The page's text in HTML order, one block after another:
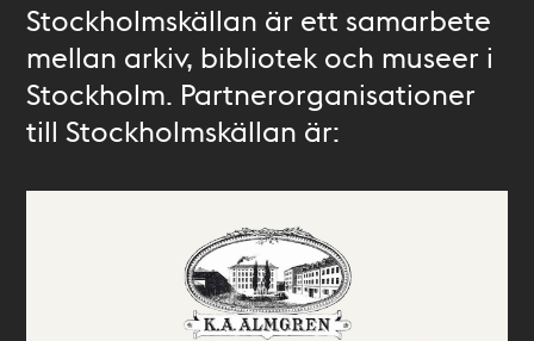
Stockholmskällan är ett samarbete
mellan arkiv, bibliotek och museer i
Stockholm. Partnerorganisationer
till Stockholmskällan är: